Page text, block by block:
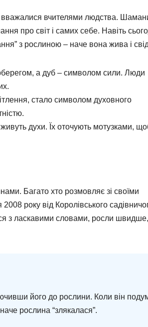
вважалися вчителями людства.
про світ і самих себе. Навіть
з рослиною – наче вона жива і
а дуб – символом сили. Люди
стало символом духовного
духи. Їх оточують мотузками,
Багато хто розмовляє зі своїми
року від Королівського
з ласкавими словами, росли
його до рослини. Коли він
рослина “злякалася”.